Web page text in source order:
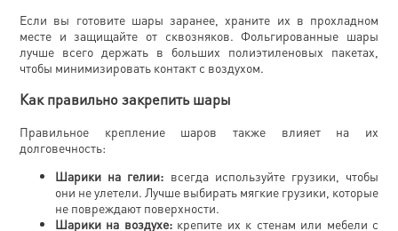
Если вы готовите шары заранее, храните их в прохладном
месте и защищайте от сквозняков. Фольгированные шары
лучше всего держать в больших полиэтиленовых пакетах,
чтобы минимизировать контакт с воздухом.
Как правильно закрепить шары
Правильное крепление шаров также влияет на их
долговечность:
Шарики на гелии: всегда используйте грузики, чтобы
они не улетели. Лучше выбирать мягкие грузики, которые
не повреждают поверхности.
Шарики на воздухе:крепите их к стенам или мебели с